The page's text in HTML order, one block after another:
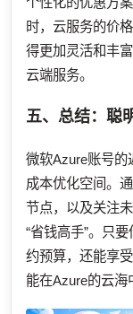
时，云服务的价
得更加灵活和丰
云端服务。
五、总结：聪
微软Azure账号的
成本优化空间。
节点，以及关注
“省钱高手”。只
约预算，还能享
能在Azure的云海